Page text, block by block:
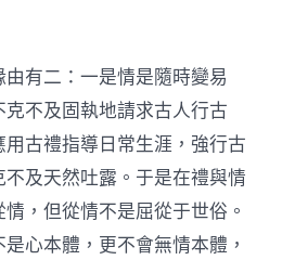
有二：一是情是隨時變易
不及固執地請求古人行古
古禮指導日常生涯，強行古
及天然吐露。于是在禮與情
，但從情不是屈從于世俗。
心本體，更不會無情本體，